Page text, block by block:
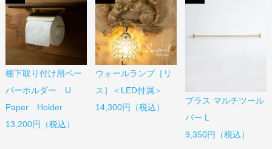
棚下取り付け用ペー
パーホルダー U
Paper Holder
13,200円（税込）
ウォールランプ［リ
ス］＜LED付属＞
14,300円（税込）
ブラス マルチツール
バー L
9,350円（税込）